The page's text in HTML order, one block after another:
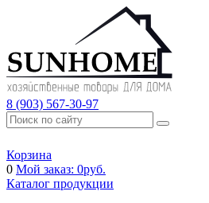
8 (903) 567-30-97
Корзина
0 Мой заказ: 0руб.
Каталог продукции